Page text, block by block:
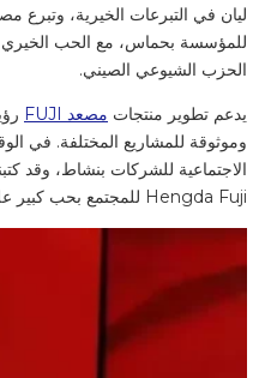
للمؤسسة بحماس، مع الحب الخيري
الحزب الشيوعي الصيني.
يدعم تطوير منتجات مصعد FUJI
وموثوقة للمشاريع المختلفة. في
الاجتماعية للشركات بنشاط، وقد
Hengda Fuji للمجتمع بحب كبير على مر السنين.